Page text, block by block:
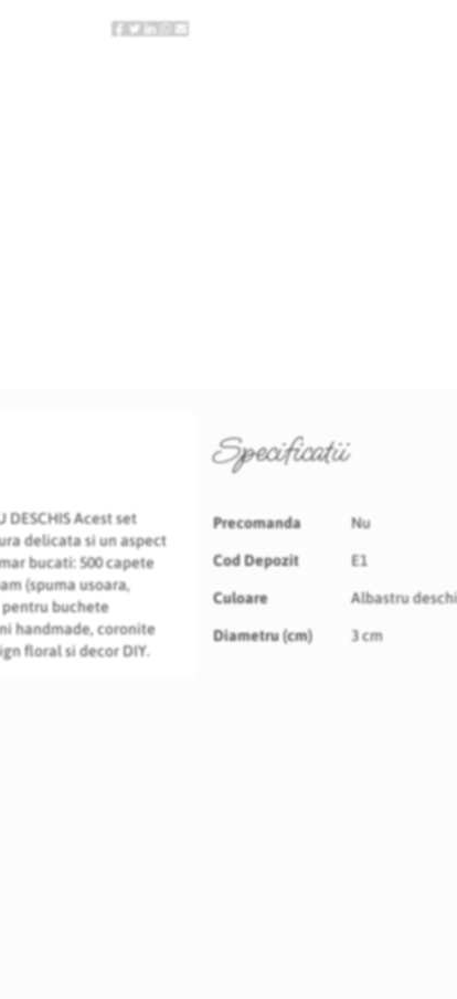
Acest set
delicata si un aspect
bucati: 500 capete
(spuma usoara,
buchete
handmade, coronite
floral si decor DIY.
Specificatii
Specificatii
Precomanda Nu
Cod Depozit E1
Culoare Albastru
Diametru (cm) 3 cm